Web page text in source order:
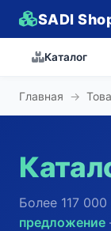
SADI
Каталог
Главная →
Более 117
предложение